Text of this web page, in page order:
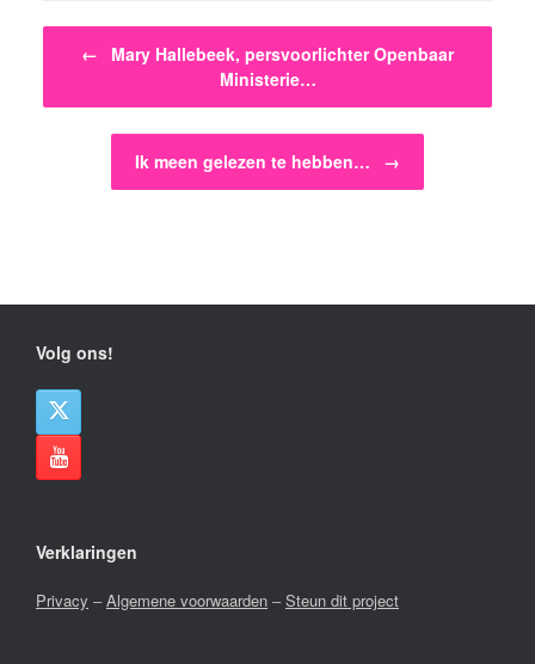
Bericht navigatie
←
Mary Hallebeek, persvoorlichter Openbaar
Ministerie…
Ik meen gelezen te hebben… →
Volg ons!
Verklaringen
Privacy –Algemene voorwaarden –Steun dit project